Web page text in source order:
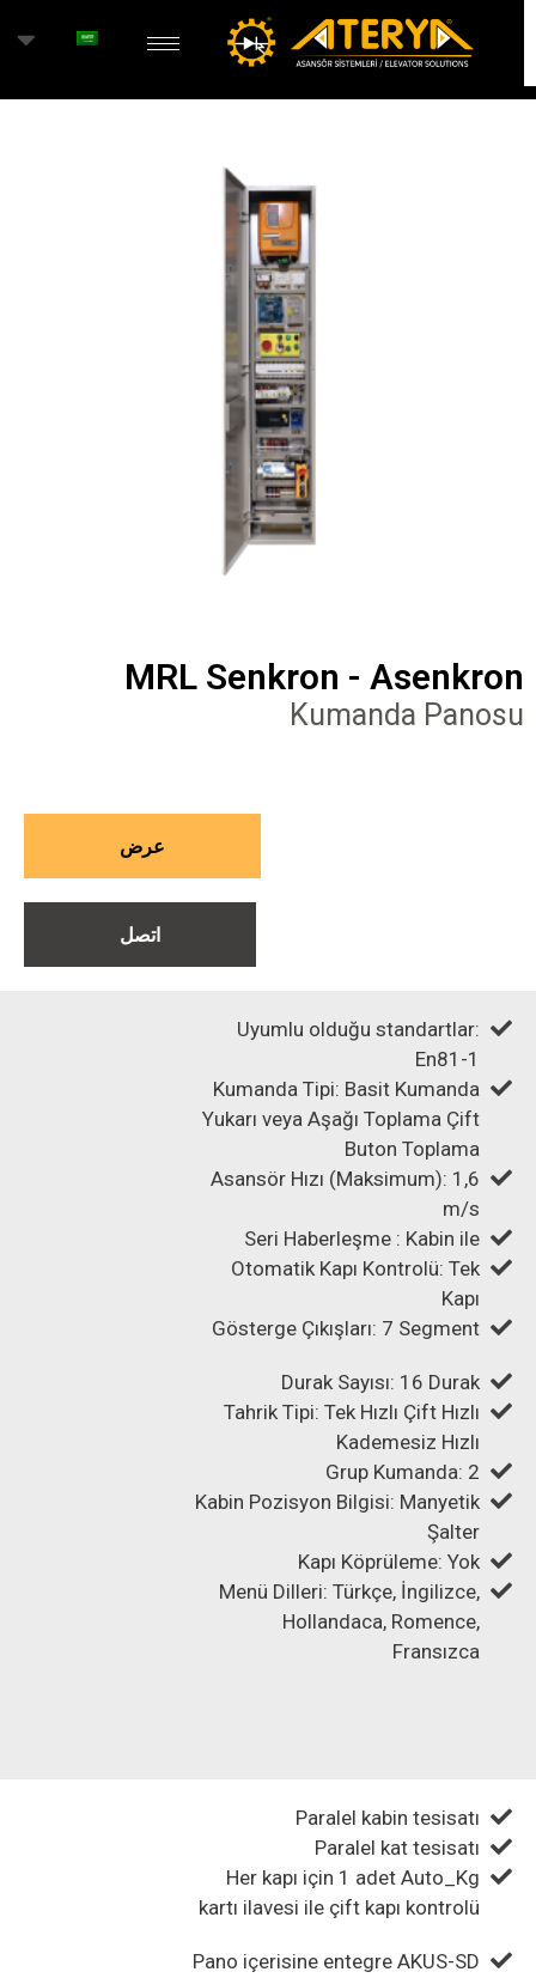
MRL Senkron - Asenkron
Kumanda Panosu
عرض
اتصل
Uyumlu olduğu standartlar:
En81-1
Kumanda Tipi: Basit Kumanda
Yukarı veya Aşağı Toplama Çift
Buton Toplama
Asansör Hızı (Maksimum): 1,6
m/s
Seri Haberleşme : Kabin ile
Otomatik Kapı Kontrolü: Tek
Kapı
Gösterge Çıkışları: 7 Segment
Durak Sayısı: 16 Durak
Tahrik Tipi: Tek Hızlı Çift Hızlı
Kademesiz Hızlı
Grup Kumanda: 2
Kabin Pozisyon Bilgisi: Manyetik
Şalter
Kapı Köprüleme: Yok
Menü Dilleri: Türkçe, İngilizce,
Hollandaca, Romence,
Fransızca
Paralel kabin tesisatı
Paralel kat tesisatı
Her kapı için 1 adet Auto_Kg
kartı ilavesi ile çift kapı kontrolü
Pano içerisine entegre AKUS-SD